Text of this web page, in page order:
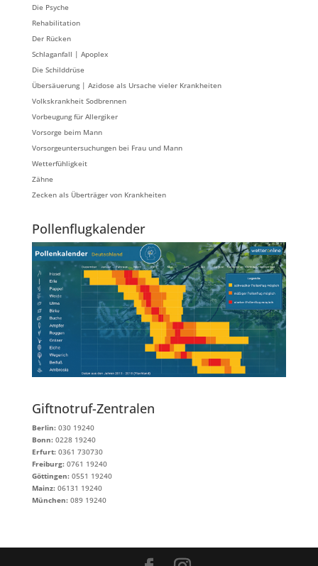
Die Psyche
Rehabilitation
Der Rücken
Schlaganfall | Apoplex
Die Schilddrüse
Übersäuerung | Azidose als Ursache vieler Krankheiten
Volkskrankheit Sodbrennen
Vorbeugung für Allergiker
Vorsorge beim Mann
Vorsorgeuntersuchungen bei Frau und Mann
Wetterfühligkeit
Zähne
Zecken als Überträger von Krankheiten
Pollenflugkalender
Giftnotruf-Zentralen
Berlin:030 19240
Bonn:0228 19240
Erfurt:0361 730730
Freiburg:0761 19240
Göttingen:0551 19240
Mainz:06131 19240
München:089 19240